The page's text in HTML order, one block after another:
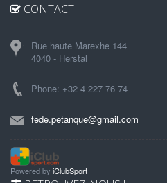
CONTACT
Rue haute Marexhe 144
4040 - Herstal
Phone: +32 4 227 76 74
fede.petanque@gmail.com
Powered by iClubSport